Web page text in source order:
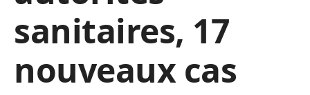
sanitaires, 17
nouveaux cas